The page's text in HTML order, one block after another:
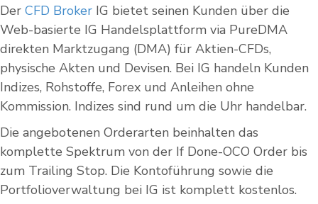
Der CFD Broker IG bietet seinen Kunden über die
Web-basierte IG Handelsplattform via PureDMA
direkten Marktzugang (DMA) für Aktien-CFDs,
physische Akten und Devisen. Bei IG handeln Kunden
Indizes, Rohstoffe, Forex und Anleihen ohne
Kommission. Indizes sind rund um die Uhr handelbar.
Die angebotenen Orderarten beinhalten das
komplette Spektrum von der If Done-OCO Order bis
zum Trailing Stop. Die Kontoführung sowie die
Portfolioverwaltung bei IG ist komplett kostenlos.